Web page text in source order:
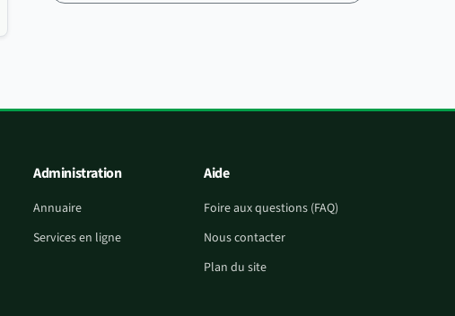
Administration
Annuaire
Services en ligne
Aide
Foire aux questions (FAQ)
Nous contacter
Plan du site